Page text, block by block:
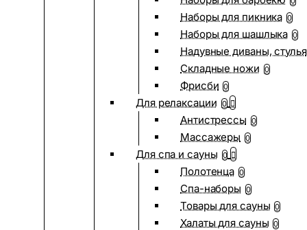
Наборы для пикника 0
Наборы для шашлыка 0
Надувные диваны, стулья
Складные ножи 0
Фрисби 0
Для релаксации 0
Антистрессы 0
Массажеры 0
Для спа и сауны 0
Полотенца 0
Спа-наборы 0
Товары для сауны 0
Халаты для сауны 0